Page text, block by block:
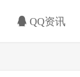
QQ资讯